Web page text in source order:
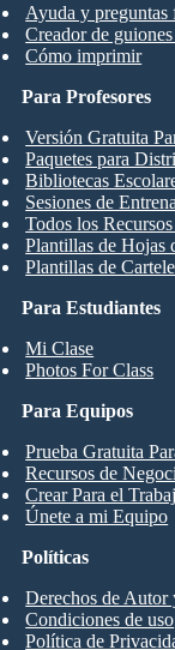
Ayuda y preguntas
Creador de
Cómo imprimir
Para Estudiantes
Mi Clase
Photos For Class
Para Profesores
Versión Gratuita
Paquetes para
Bibliotecas
Sesiones de
Todos los
Plantillas de Hojas
Plantillas de
Para Equipos
Prueba Gratuita
Recursos de
Crear Para el
Únete a mi Equipo
Políticas
Derechos de Autor
Condiciones de uso
Política de